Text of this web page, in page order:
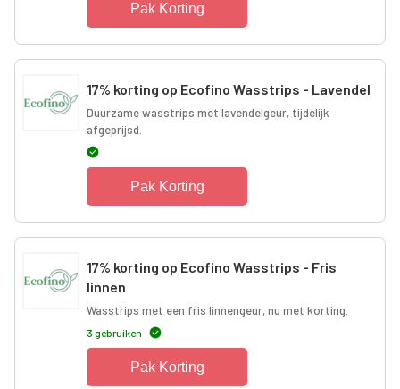
Pak Korting
17% korting op Ecofino Wasstrips - Lavendel
Duurzame wasstrips met lavendelgeur, tijdelijk
afgeprijsd.
Pak Korting
17% korting op Ecofino Wasstrips - Fris
linnen
Wasstrips met een fris linnengeur, nu met korting.
3 gebruiken
Pak Korting